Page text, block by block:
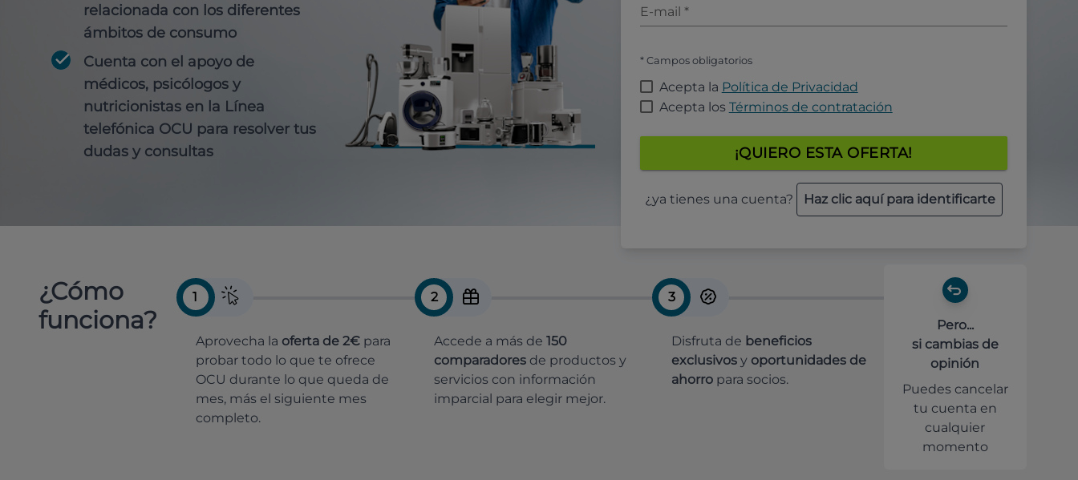
relacionada con los diferentes
ámbitos de consumo
Cuenta con el apoyo de
médicos, psicólogos y
nutricionistas en la Línea
telefónica OCU para resolver tus
dudas y consultas
E-mail *
* Campos obligatorios
Acepta la Política de Privacidad
Acepta los Términos de contratación
¡QUIERO ESTA OFERTA!
¿ya tienes una cuenta? Haz clic aquí para identificarte
¿Cómo
funciona?
1
Aprovecha la oferta de 2€ para
probar todo lo que te ofrece
OCU durante lo que queda de
mes, más el siguiente mes
completo.
2
Accede a más de 150
comparadoresde productos y
servicios con información
imparcial para elegir mejor.
3
Disfruta de beneficios
exclusivos y oportunidades de
ahorro para socios.
Pero...
si cambias de
opinión
Puedes cancelar
tu cuenta en
cualquier
momento